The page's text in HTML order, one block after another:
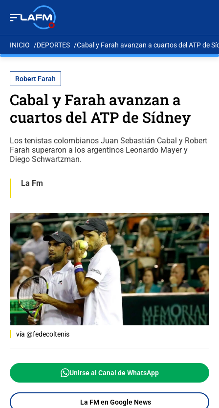
INICIO DEPORTES Cabal y Farah avanzan a cuartos del ATP de
Robert Farah
Cabal y Farah avanzan a
cuartos del ATP de Sídney
Los tenistas colombianos Juan Sebastián Cabal y Robert
Farah superaron a los argentinos Leonardo Mayer y
Diego Schwartzman.
La Fm
vía @fedecoltenis
Unirse al Canal de WhatsApp
La FM en Google News